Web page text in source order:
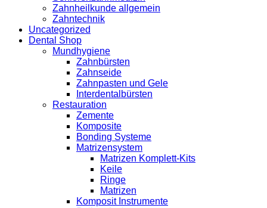
Zahnheilkunde allgemein
Zahntechnik
Uncategorized
Dental Shop
Mundhygiene
Zahnbürsten
Zahnseide
Zahnpasten und Gele
Interdentalbürsten
Restauration
Zemente
Komposite
Bonding Systeme
Matrizensystem
Matrizen Komplett-Kits
Keile
Ringe
Matrizen
Komposit Instrumente